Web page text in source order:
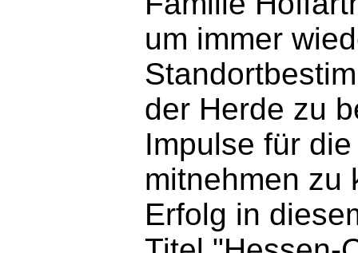
um immer
der Herde zu
Impulse für
mitnehmen zu
Erfolg in